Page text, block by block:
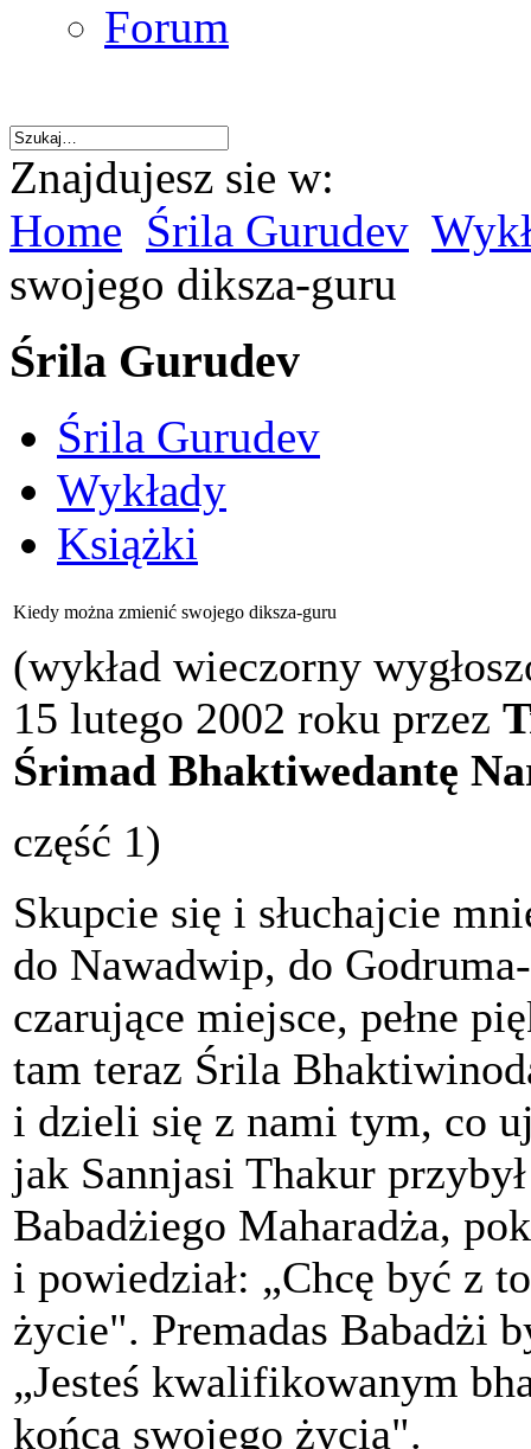
Forum
Znajdujesz sie w:
Home Śrila Gurudev
swojego diksza-guru
Śrila Gurudev
Śrila Gurudev
Wykłady
Książki
Kiedy można zmienić swojego diksza-guru
(wykład wieczorny
15 lutego 2002 roku przez
Śrimad Bhaktiwedantę
część 1)
Skupcie się i słuchajcie
do Nawadwip, do
czarujące miejsce, pełne
tam teraz Śrila
i dzieli się z nami tym, co
jak Sannjasi Thakur
Babadżiego Maharadża,
i powiedział: „Chcę być z
życie". Premadas Babadżi
„Jesteś kwalifikowanym
końca swojego życia".